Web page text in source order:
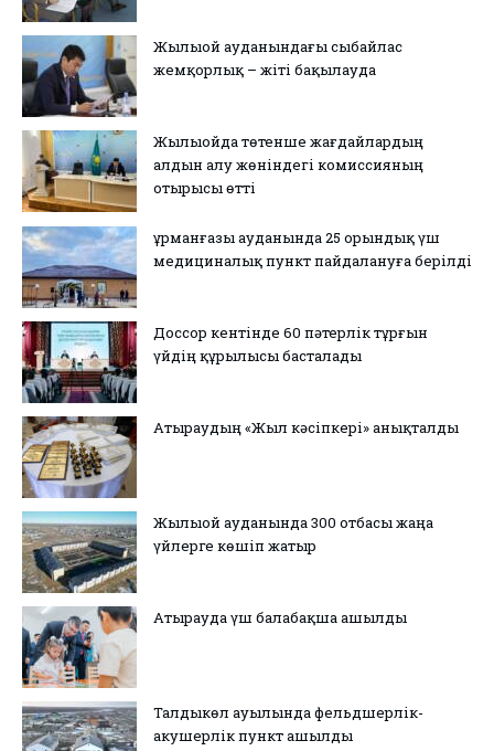
Жылыой ауданындағы сыбайлас
жемқорлық – жіті бақылауда
Жылыойда төтенше жағдайлардың
алдын алу жөніндегі комиссияның
отырысы өтті
Құрманғазы ауданында 25 орындық үш
медициналық пункт пайдалануға берілді
Доссор кентінде 60 пәтерлік тұрғын
үйдің құрылысы басталады
Атыраудың «Жыл кәсіпкері» анықталды
Жылыой ауданында 300 отбасы жаңа
үйлерге көшіп жатыр
Атырауда үш балабақша ашылды
Талдыкөл ауылында фельдшерлік-
акушерлік пункт ашылды